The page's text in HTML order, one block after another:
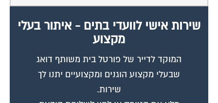
מקצוע
המוקד לדייר של פורטל בית משותף דואג
שבעלי מקצוע הוגנים ומקצועיים יתנו לך
שירות.
מלא את הטופס אולחץ לשליחת הודעת